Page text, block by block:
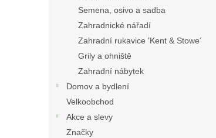
Semena, osivo a sadba
Zahradnické nářadí
Zahradní rukavice 'Kent & Stowe´
Grily a ohniště
Zahradní nábytek
Domov a bydlení
Velkoobchod
Akce a slevy
Značky